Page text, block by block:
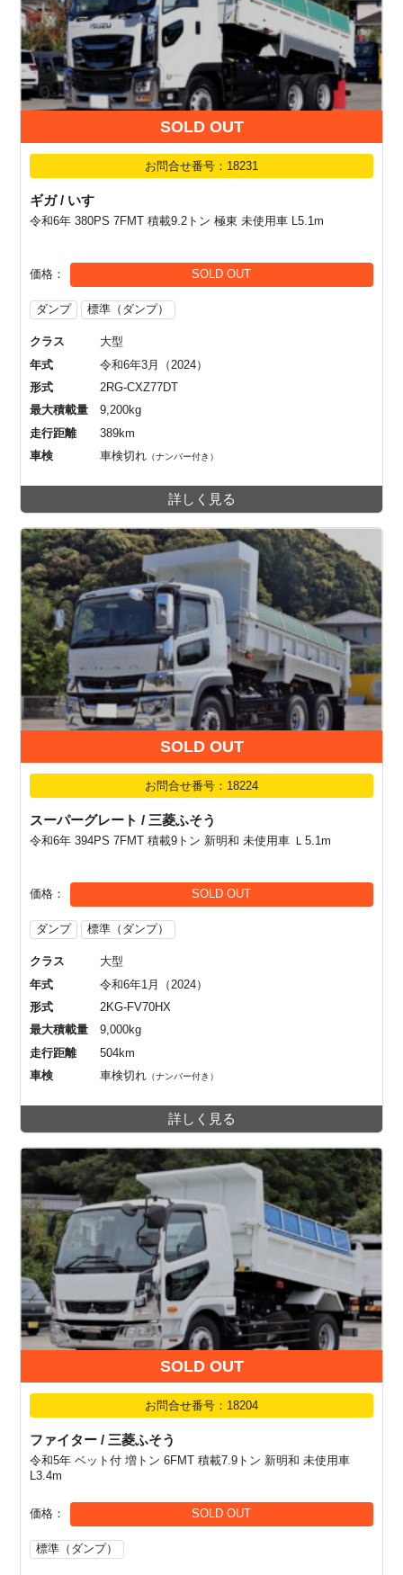
SOLD OUT
お問合せ番号：18231
ギガ / いすゞ
令和6年 380PS 7FMT 積載9.2トン 極東 未使用車 L5.1m
価格 SOLD OUT
ダンプ 標準（ダンプ）
クラス
大型
年式
令和6年3月（2024）
形式
2RG-CXZ77DT
最大積載量
9,200kg
走行距離
389km
車検
車検切れ （ナンバー付き）
詳しく見る
SOLD OUT
お問合せ番号：18224
スーパーグレート / 三菱ふそう
令和6年 394PS 7FMT 積載9トン 新明和 未使用車 Ｌ5.1m
価格 SOLD OUT
ダンプ 標準（ダンプ）
クラス
大型
年式
令和6年1月（2024）
形式
2KG-FV70HX
最大積載量
9,000kg
走行距離
504km
車検
車検切れ （ナンバー付き）
詳しく見る
SOLD OUT
お問合せ番号：18204
ファイター / 三菱ふそう
令和5年 ベット付 増トン 6FMT 積載7.9トン 新明和 未使用車
L3.4m
価格 SOLD OUT
標準（ダンプ）